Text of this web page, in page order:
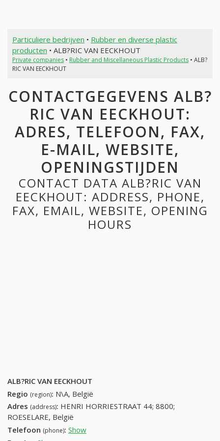
Particuliere bedrijven • Rubber en diverse plastic
producten • ALB?RIC VAN EECKHOUT
Private companies• Rubber and Miscellaneous Plastic Products• ALB?
RIC VAN EECKHOUT
CONTACTGEGEVENS ALB?
RIC VAN EECKHOUT:
ADRES, TELEFOON, FAX,
E-MAIL, WEBSITE,
OPENINGSTIJDEN
CONTACT DATA ALB?RIC VAN
EECKHOUT: ADDRESS, PHONE,
FAX, EMAIL, WEBSITE, OPENING
HOURS
ALB?RIC VAN EECKHOUT
Regio (region): N\A, België
Adres (address): HENRI HORRIESTRAAT 44; 8800;
ROESELARE, België
Telefoon (phone): Show